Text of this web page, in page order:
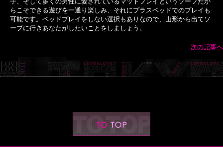
らこそできる遊びを一通り楽しみ、それにプラスベッドでのプレイも
可能です。ベッドプレイをしない選択もありなので、山形から出てソ
ープに行きあなたがしたいことをしましょう。
次の記事へ